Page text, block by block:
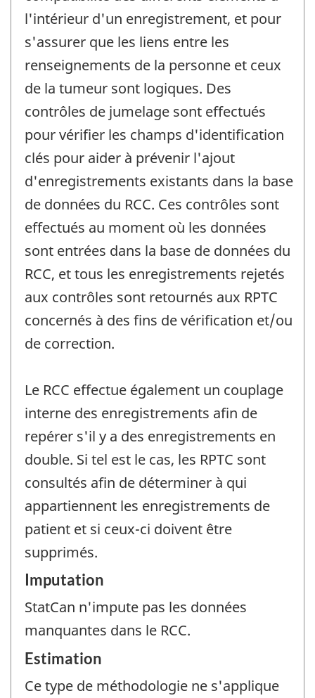
l'intérieur d'un enregistrement, et pour
s'assurer que les liens entre les
renseignements de la personne et ceux
de la tumeur sont logiques. Des
contrôles de jumelage sont effectués
pour vérifier les champs d'identification
clés pour aider à prévenir l'ajout
d'enregistrements existants dans la base
de données du RCC. Ces contrôles sont
effectués au moment où les données
sont entrées dans la base de données du
RCC, et tous les enregistrements rejetés
aux contrôles sont retournés aux RPTC
concernés à des fins de vérification et/ou
de correction.
Le RCC effectue également un couplage
interne des enregistrements afin de
repérer s'il y a des enregistrements en
double. Si tel est le cas, les RPTC sont
consultés afin de déterminer à qui
appartiennent les enregistrements de
patient et si ceux-ci doivent être
supprimés.
Imputation
StatCan n'impute pas les données
manquantes dans le RCC.
Estimation
Ce type de méthodologie ne s'applique